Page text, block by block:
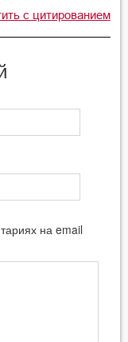
с цитированием
на email